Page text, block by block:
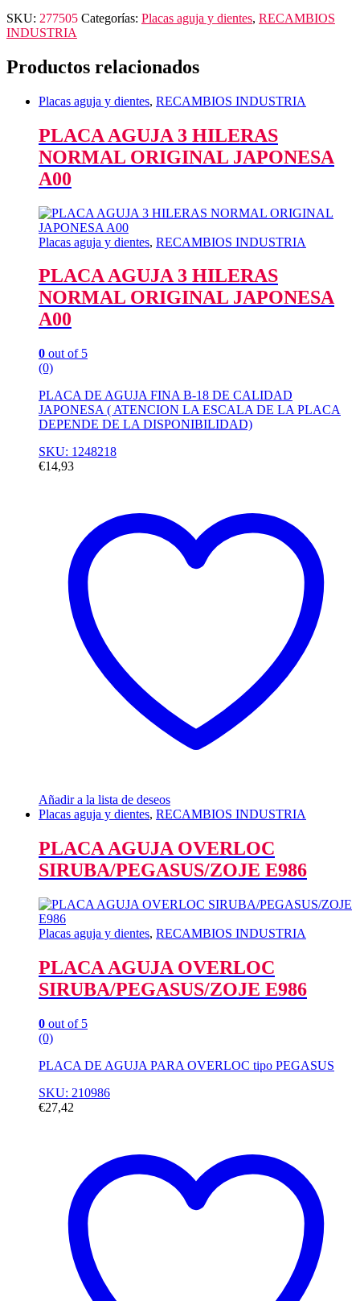
SKU: 277505 Categorías: Placas aguja y dientes, RECAMBIOS
INDUSTRIA
Productos relacionados
Placas aguja y dientes, RECAMBIOS INDUSTRIA
PLACA AGUJA 3 HILERAS
NORMAL ORIGINAL JAPONESA
A00
Placas aguja y dientes, RECAMBIOS INDUSTRIA
PLACA AGUJA 3 HILERAS
NORMAL ORIGINAL JAPONESA
A00
0 out of 5
(0)
PLACA DE AGUJA FINA B-18 DE CALIDAD
JAPONESA ( ATENCION LA ESCALA DE LA PLACA
DEPENDE DE LA DISPONIBILIDAD)
SKU: 1248218
€14,93
Añadir a la lista de deseos
Placas aguja y dientes, RECAMBIOS INDUSTRIA
PLACA AGUJA OVERLOC
SIRUBA/PEGASUS/ZOJE E986
Placas aguja y dientes, RECAMBIOS INDUSTRIA
PLACA AGUJA OVERLOC
SIRUBA/PEGASUS/ZOJE E986
0 out of 5
(0)
PLACA DE AGUJA PARA OVERLOC tipo PEGASUS
SKU: 210986
€27,42